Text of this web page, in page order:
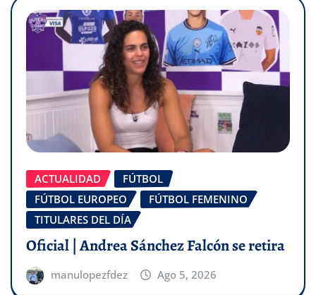
ACTUALIDAD
FÚTBOL
FÚTBOL EUROPEO
FÚTBOL FEMENINO
TITULARES DEL DÍA
Oficial | Andrea Sánchez Falcón se retira
manulopezfdez Ago 5, 2026